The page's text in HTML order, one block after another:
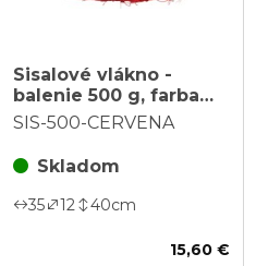
Sisalové vlákno -
balenie 500 g, farba
červená
SIS-500-CERVENA
Skladom
35 12 40cm
15,60 €